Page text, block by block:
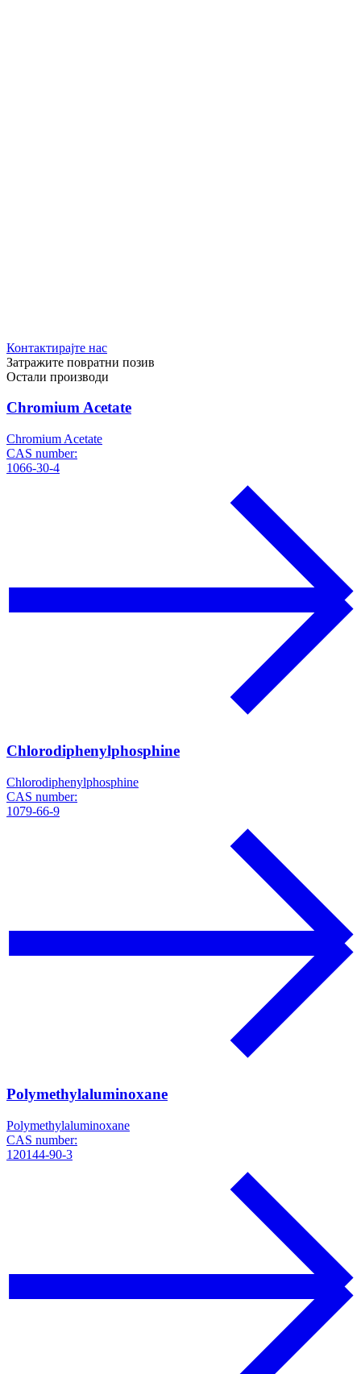
Контактирајте нас
Затражите повратни позив
Остали производи
Chromium Acetate
Chromium Acetate
CAS number:
1066-30-4
Chlorodiphenylphosphine
Chlorodiphenylphosphine
CAS number:
1079-66-9
Polymethylaluminoxane
Polymethylaluminoxane
CAS number:
120144-90-3